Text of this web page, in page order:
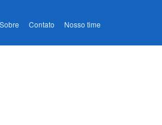
Sobre Contato Nosso time